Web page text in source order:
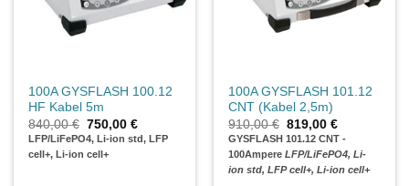
100A GYSFLASH 100.12
HF Kabel 5m
840,00€ Ursprünglicher
Preis
war:
840,00 €
750,00€Aktueller
Preis
ist:
LFP/LiFePO4, Li-ion std, LFP
cell+, Li-ion cell+
100A GYSFLASH 101.12
CNT (Kabel 2,5m)
910,00€ Ursprünglicher
Preis
war:
910,00 €
819,00€Aktueller
Preis
ist:
819,00 €.
GYSFLASH 101.12 CNT -
100Ampere LFP/LiFePO4, Li-
ion std, LFP cell+, Li-ion cell+